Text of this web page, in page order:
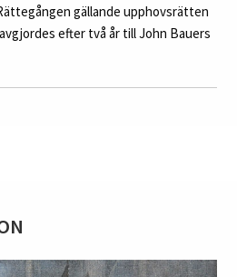
gällande upphovsrätten
efter två år till John Bauers